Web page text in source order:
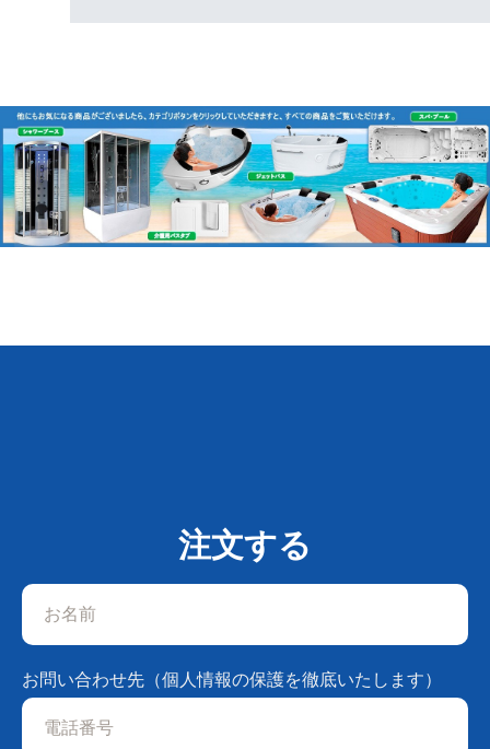
注文する
お問い合わせ先（個人情報の保護を徹底いたします）